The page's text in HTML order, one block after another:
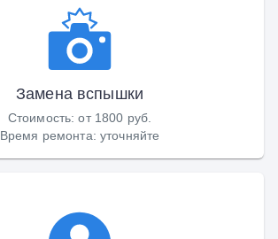
Замена вспышки
Стоимость:от 1800 руб.
Время ремонта: уточняйте